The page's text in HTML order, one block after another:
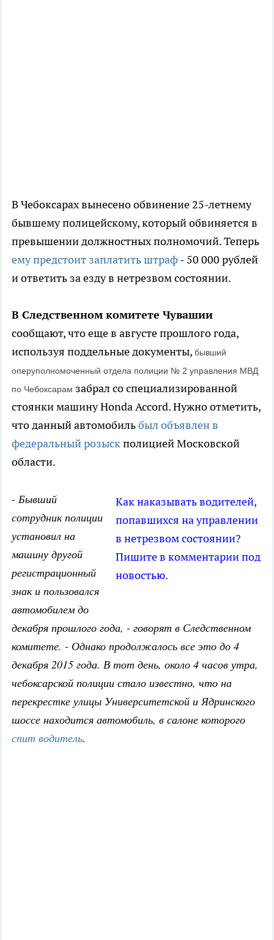
В Чебоксарах вынесено обвинение 25-летнему
бывшему полицейскому, который обвиняется в
превышении должностных полномочий. Теперь
ему предстоит заплатить штраф- 50 000 рублей
и ответить за езду в нетрезвом состоянии.
В Следственном комитете Чувашии
сообщают, что еще в августе прошлого года,
используя поддельные документы, бывший
оперуполномоченный отдела полиции № 2 управления МВД
по Чебоксарам забрал со специализированной
стоянки машину Honda Accord. Нужно отметить,
что данный автомобильбыл объявлен в
федеральный розыскполицией Московской
области.
Как наказывать водителей,
попавшихся на управлении
в нетрезвом состоянии?
Пишите в комментарии под
новостью.
- Бывший
сотрудник полиции
установил на
машину другой
регистрационный
знак и пользовался
автомобилем до
декабря прошлого года, - говорят в Следственном
комитете. - Однако продолжалось все это до 4
декабря 2015 года. В тот день, около 4 часов утра,
чебоксарской полиции стало известно, что на
перекрестке улицы Университетской и Ядринского
шоссе находится автомобиль, в салоне которого
спит водитель.